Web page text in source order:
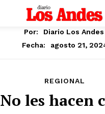
Por:
Diario Los Andes
Fecha:
agosto 21,
REGIONAL
No les hacen